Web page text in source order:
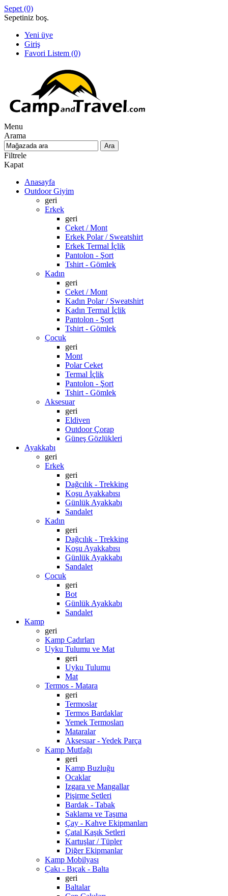
Sepet (0)
Sepetiniz boş.
Yeni üye
Giriş
Favori Listem (0)
Menu
Arama
Filtrele
Kapat
Anasayfa
Outdoor Giyim
geri
Erkek
geri
Ceket / Mont
Erkek Polar / Sweatshirt
Erkek Termal İçlik
Pantolon - Şort
Tshirt - Gömlek
Kadın
geri
Ceket / Mont
Kadın Polar / Sweatshirt
Kadın Termal İçlik
Pantolon - Şort
Tshirt - Gömlek
Çocuk
geri
Mont
Polar Ceket
Termal İçlik
Pantolon - Şort
Tshirt - Gömlek
Aksesuar
geri
Eldiven
Outdoor Çorap
Güneş Gözlükleri
Ayakkabı
geri
Erkek
geri
Dağcılık - Trekking
Koşu Ayakkabısı
Günlük Ayakkabı
Sandalet
Kadın
geri
Dağcılık - Trekking
Koşu Ayakkabısı
Günlük Ayakkabı
Sandalet
Çocuk
geri
Bot
Günlük Ayakkabı
Sandalet
Kamp
geri
Kamp Çadırları
Uyku Tulumu ve Mat
geri
Uyku Tulumu
Mat
Termos - Matara
geri
Termoslar
Termos Bardaklar
Yemek Termosları
Mataralar
Aksesuar - Yedek Parça
Kamp Mutfağı
geri
Kamp Buzluğu
Ocaklar
Izgara ve Mangallar
Pişirme Setleri
Bardak - Tabak
Saklama ve Taşıma
Çay - Kahve Ekipmanları
Çatal Kaşık Setleri
Kartuşlar / Tüpler
Diğer Ekipmanlar
Kamp Mobilyası
Çakı - Bıçak - Balta
geri
Baltalar